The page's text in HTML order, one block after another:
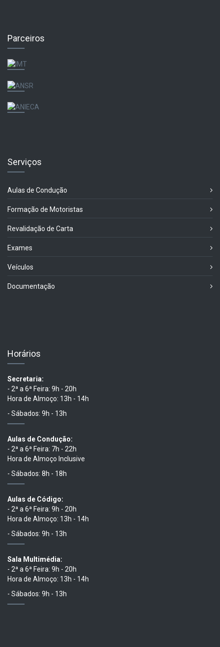
Parceiros
Serviços
Aulas de Condução
Formação de Motoristas
Revalidação de Carta
Exames
Veículos
Documentação
Horários
Secretaria:
- 2ª a 6ª Feira: 9h - 20h
Hora de Almoço: 13h - 14h
- Sábados: 9h - 13h
Aulas de Condução:
- 2ª a 6ª Feira: 7h - 22h
Hora de Almoço Inclusive
- Sábados: 8h - 18h
Aulas de Código:
- 2ª a 6ª Feira: 9h - 20h
Hora de Almoço: 13h - 14h
- Sábados: 9h - 13h
Sala Multimédia:
- 2ª a 6ª Feira: 9h - 20h
Hora de Almoço: 13h - 14h
- Sábados: 9h - 13h